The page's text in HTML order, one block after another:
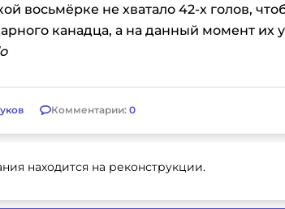
восьмёрке не хватало 42-х голов,
канадца, а на данный момент их
Комментарии: 0
находится на реконструкции.